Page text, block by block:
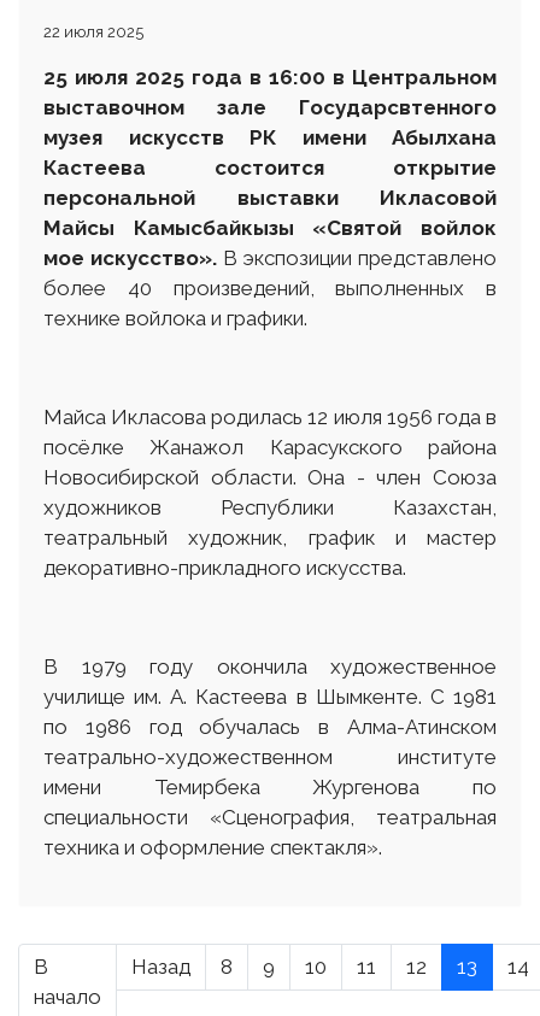
22 июля 2025
25 июля 2025 года в 16:00 в Центральном
выставочном зале Государсвтенного
музея искусств РК имени Абылхана
Кастеева состоится открытие
персональной выставки Икласовой
Майсы Камысбайкызы «Святой войлок
мое искусство». В экспозиции представлено
более 40 произведений, выполненных в
технике войлока и графики.
Майса Икласова родилась 12 июля 1956 года в
посёлке Жанажол Карасукского района
Новосибирской области. Она - член Союза
художников Республики Казахстан,
театральный художник, график и мастер
декоративно-прикладного искусства.
В 1979 году окончила художественное
училище им. А. Кастеева в Шымкенте. С 1981
по 1986 год обучалась в Алма-Атинском
театрально-художественном институте
имени Темирбека Жургенова по
специальности «Сценография, театральная
техника и оформление спектакля».
В
начало
Назад 8 9 10 11 12 13 14